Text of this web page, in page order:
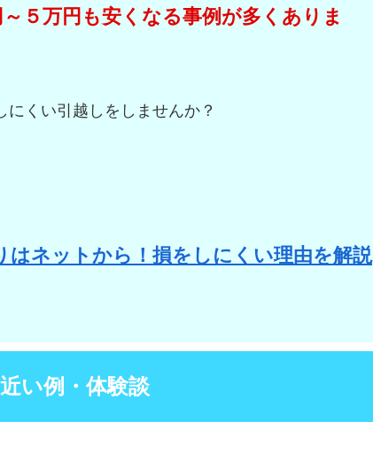
～５万円も安くなる事例が多くありま
くい引越しをしませんか？
はネットから！損をしにくい理由を解説
い例・体験談